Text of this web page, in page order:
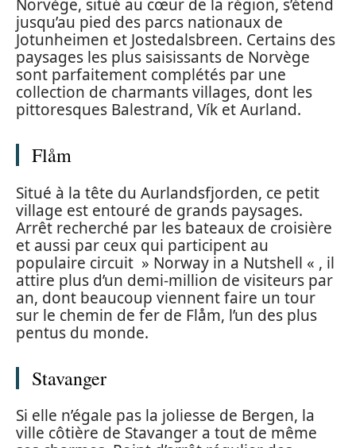
Norvège, situé au cœur de la région, s’étend
jusqu’au pied des parcs nationaux de
Jotunheimen et Jostedalsbreen. Certains des
paysages les plus saisissants de Norvège
sont parfaitement complétés par une
collection de charmants villages, dont les
pittoresques Balestrand, Vík et Aurland.
Flåm
Situé à la tête du Aurlandsfjorden, ce petit
village est entouré de grands paysages.
Arrêt recherché par les bateaux de croisière
et aussi par ceux qui participent au
populaire circuit » Norway in a Nutshell « , il
attire plus d’un demi-million de visiteurs par
an, dont beaucoup viennent faire un tour
sur le chemin de fer de Flåm, l’un des plus
pentus du monde.
Stavanger
Si elle n’égale pas la joliesse de Bergen, la
ville côtière de Stavanger a tout de même